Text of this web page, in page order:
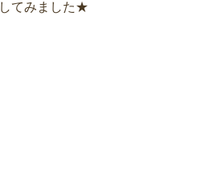
してみました★